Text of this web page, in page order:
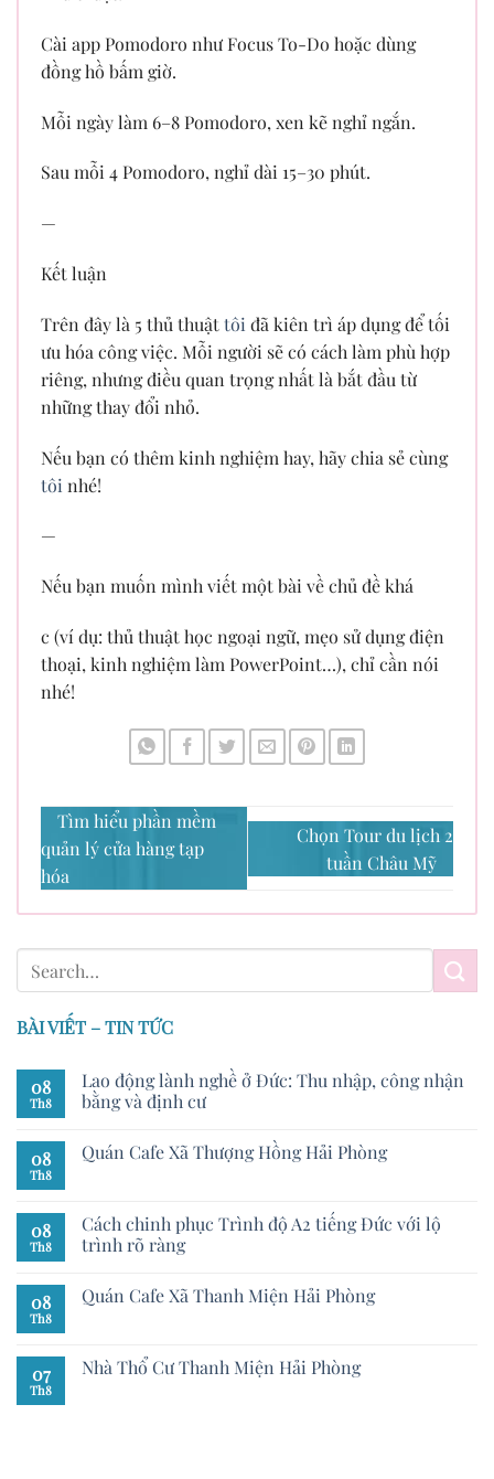
Cài app Pomodoro như Focus To-Do hoặc dùng
đồng hồ bấm giờ.
Mỗi ngày làm 6–8 Pomodoro, xen kẽ nghỉ ngắn.
Sau mỗi 4 Pomodoro, nghỉ dài 15–30 phút.
—
Kết luận
Trên đây là 5 thủ thuậttôi đã kiên trì áp dụng để tối
ưu hóa công việc. Mỗi người sẽ có cách làm phù hợp
riêng, nhưng điều quan trọng nhất là bắt đầu từ
những thay đổi nhỏ.
Nếu bạn có thêm kinh nghiệm hay, hãy chia sẻ cùng
tôi nhé!
—
Nếu bạn muốn mình viết một bài về chủ đề khá
c (ví dụ: thủ thuật học ngoại ngữ, mẹo sử dụng điện
thoại, kinh nghiệm làm PowerPoint…), chỉ cần nói
nhé!
Tìm hiểu phần mềm
quản lý cửa hàng tạp
hóa
Chọn Tour du lịch 2
tuần Châu Mỹ
BÀI VIẾT – TIN TỨC
08
Th8
Lao động lành nghề ở Đức: Thu nhập, công nhận
bằng và định cư
08
Th8
Quán Cafe Xã Thượng Hồng Hải Phòng
08
Th8
Cách chinh phục Trình độ A2 tiếng Đức với lộ
trình rõ ràng
08
Th8
Quán Cafe Xã Thanh Miện Hải Phòng
07
Th8
Nhà Thổ Cư Thanh Miện Hải Phòng